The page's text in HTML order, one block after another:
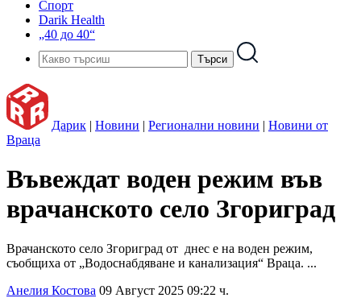
Спорт
Darik Health
„40 до 40“
Дарик | Новини | Регионални новини | Новини от
Враца
Въвеждат воден режим във
врачанското село Згориград
Врачанското село Згориград от днес е на воден режим,
съобщиха от „Водоснабдяване и канализация“ Враца. ...
Анелия Костова 09 Август 2025 09:22 ч.